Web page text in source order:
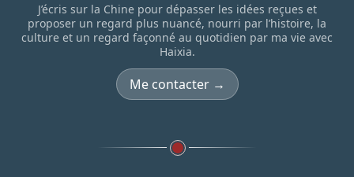
J’écris sur la Chine pour dépasser les idées reçues et
proposer un regard plus nuancé, nourri par l’histoire, la
culture et un regard façonné au quotidien par ma vie avec
Haixia.
Me contacter →